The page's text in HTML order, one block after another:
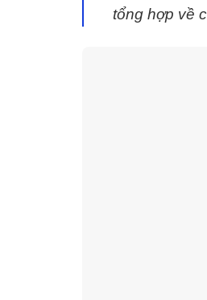
tổng hợp về